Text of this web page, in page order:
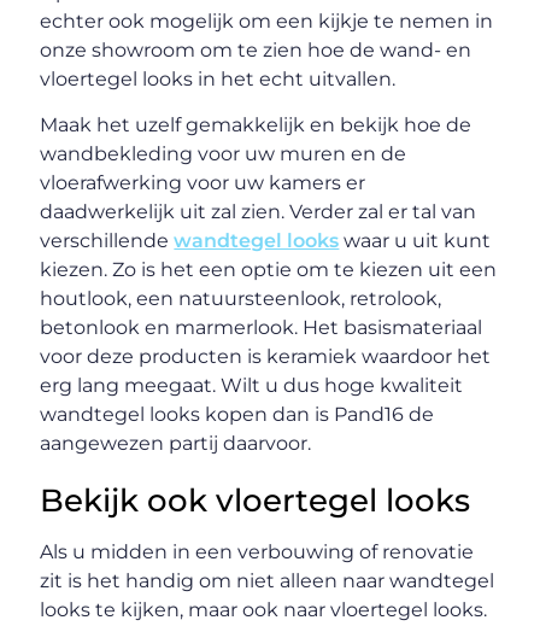
echter ook mogelijk om een kijkje te nemen in
onze showroom om te zien hoe de wand- en
vloertegel looks in het echt uitvallen.
Maak het uzelf gemakkelijk en bekijk hoe de
wandbekleding voor uw muren en de
vloerafwerking voor uw kamers er
daadwerkelijk uit zal zien. Verder zal er tal van
verschillendewandtegel looks waar u uit kunt
kiezen. Zo is het een optie om te kiezen uit een
houtlook, een natuursteenlook, retrolook,
betonlook en marmerlook. Het basismateriaal
voor deze producten is keramiek waardoor het
erg lang meegaat. Wilt u dus hoge kwaliteit
wandtegel looks kopen dan is Pand16 de
aangewezen partij daarvoor.
Bekijk ook vloertegel looks
Als u midden in een verbouwing of renovatie
zit is het handig om niet alleen naar wandtegel
looks te kijken, maar ook naar vloertegel looks.